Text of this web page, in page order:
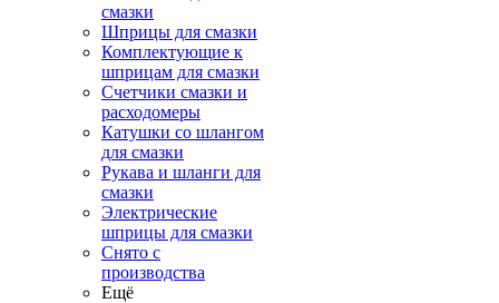
смазки
Шприцы для смазки
Комплектующие к
шприцам для смазки
Счетчики смазки и
расходомеры
Катушки со шлангом
для смазки
Рукава и шланги для
смазки
Электрические
шприцы для смазки
Снято с
производства
Ещё